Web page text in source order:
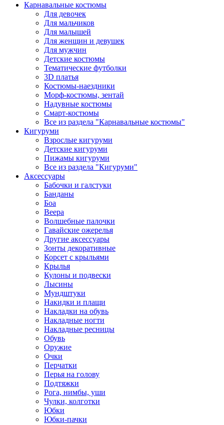
Карнавальные костюмы
Для девочек
Для мальчиков
Для малышей
Для женщин и девушек
Для мужчин
Детские костюмы
Тематические футболки
3D платья
Костюмы-наездники
Морф-костюмы, зентай
Надувные костюмы
Смарт-костюмы
Все из раздела "Карнавальные костюмы"
Кигуруми
Взрослые кигуруми
Детские кигуруми
Пижамы кигуруми
Все из раздела "Кигуруми"
Аксессуары
Бабочки и галстуки
Банданы
Боа
Веера
Волшебные палочки
Гавайские ожерелья
Другие аксессуары
Зонты декоративные
Корсет с крыльями
Крылья
Кулоны и подвески
Лысины
Мундштуки
Накидки и плащи
Накладки на обувь
Накладные ногти
Накладные ресницы
Обувь
Оружие
Очки
Перчатки
Перья на голову
Подтяжки
Рога, нимбы, уши
Чулки, колготки
Юбки
Юбки-пачки